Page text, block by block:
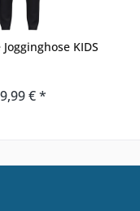
KIDS
€ *